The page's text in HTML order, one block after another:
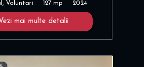
Voluntari 127 mp 2024
mai multe detalii